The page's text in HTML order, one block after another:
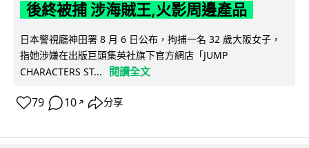
後終被捕 涉海賊王,火影周邊產品
日本警視廳神田署 8 月 6 日公布，拘捕一名 32 歲大阪女子，
指她涉嫌在出版巨頭集英社旗下官方網店「JUMP
CHARACTERS ST...
閱讀全文
79 10 ↗ 分享